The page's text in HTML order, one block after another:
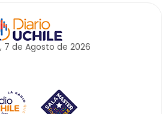
7 de Agosto de 2026